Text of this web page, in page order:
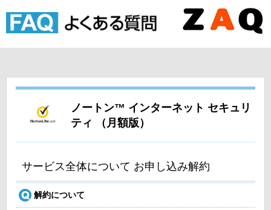
ノートン™ インターネット セキュリ
ティ （月額版）
サービス全体について お申し込み解約
解約について